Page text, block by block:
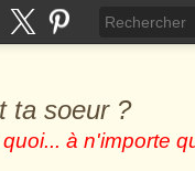
ta soeur ?
à n'importe